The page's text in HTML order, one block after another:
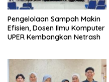
Pengelolaan Sampah Makin
Efisien, Dosen Ilmu Komputer
UPER Kembangkan Netrash